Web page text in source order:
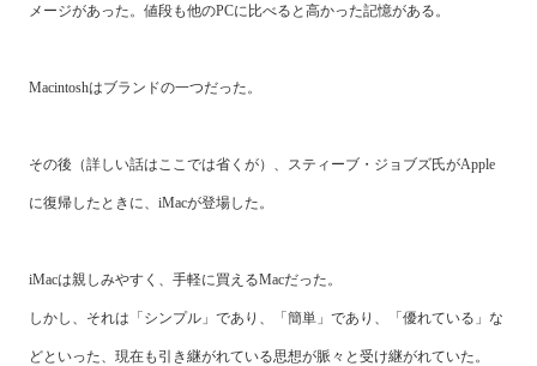
メージがあった。値段も他のPCに比べると高かった記憶がある。
Macintoshはブランドの一つだった。
その後（詳しい話はここでは省くが）、スティーブ・ジョブズ氏がApple
に復帰したときに、iMacが登場した。
iMacは親しみやすく、手軽に買えるMacだった。
しかし、それは「シンプル」であり、「簡単」であり、「優れている」な
どといった、現在も引き継がれている思想が脈々と受け継がれていた。